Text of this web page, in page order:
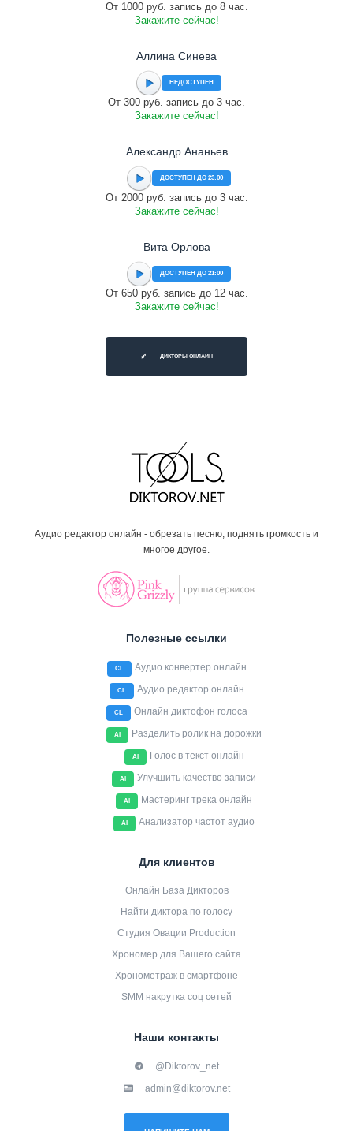
От 1000 руб. запись до 8 час.
Закажите сейчас!
Аллина Синева
НЕДОСТУПЕН
От 300 руб. запись до 3 час.
Закажите сейчас!
Александр Ананьев
ДОСТУПЕН ДО 23:00
От 2000 руб. запись до 3 час.
Закажите сейчас!
Вита Орлова
ДОСТУПЕН ДО 21:00
От 650 руб. запись до 12 час.
Закажите сейчас!
ДИКТОРЫ ОНЛАЙН
Аудио редактор онлайн - обрезать песню, поднять громкость и
многое другое.
Полезные ссылки
CL Аудио конвертер онлайн
CL Аудио редактор онлайн
CL Онлайн диктофон голоса
AI Разделить ролик на дорожки
AI Голос в текст онлайн
AI Улучшить качество записи
AI Мастеринг трека онлайн
AI Анализатор частот аудио
Для клиентов
Онлайн База Дикторов
Найти диктора по голосу
Студия Овации Production
Хрономер для Вашего сайта
Хронометраж в смартфоне
SMM накрутка соц сетей
Наши контакты
@Diktorov_net
admin@diktorov.net